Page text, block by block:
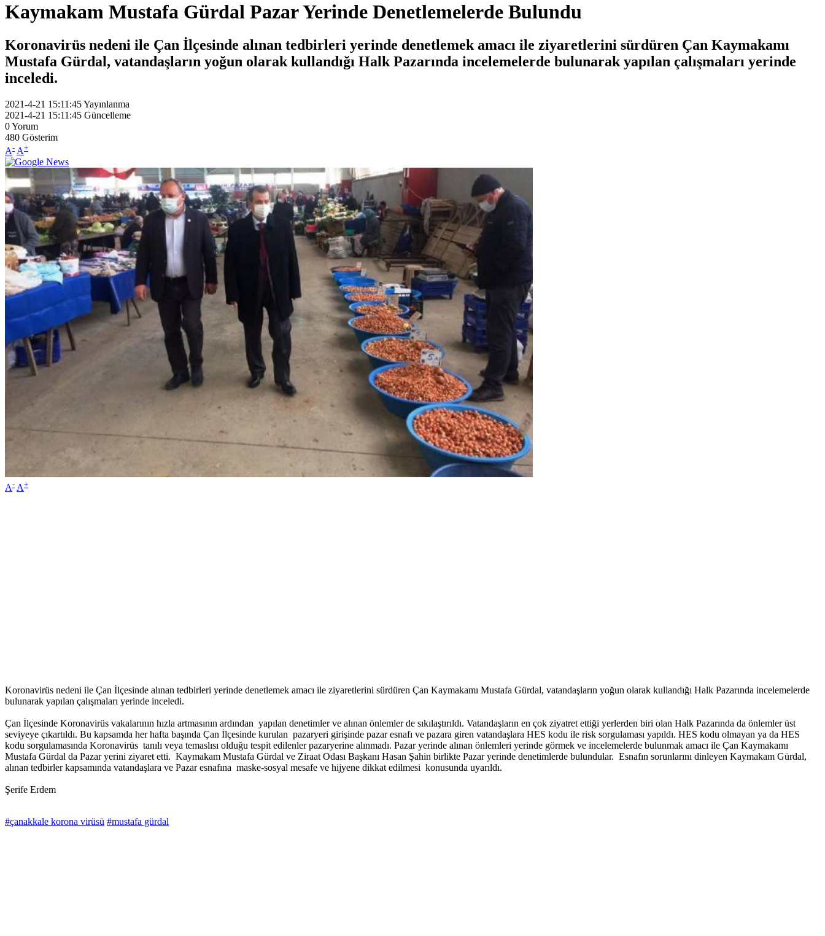
Kaymakam Mustafa Gürdal Pazar Yerinde Denetlemelerde Bulundu
Koronavirüs nedeni ile Çan İlçesinde alınan tedbirleri yerinde denetlemek amacı ile ziyaretlerini sürdüren Çan Kaymakamı
Mustafa Gürdal, vatandaşların yoğun olarak kullandığı Halk Pazarında incelemelerde bulunarak yapılan çalışmaları yerinde
inceledi.
2021-4-21 15:11:45Yayınlanma
2021-4-21 15:11:45 Güncelleme
0Yorum
480 Gösterim
A- A+
A- A+
Koronavirüs nedeni ile Çan İlçesinde alınan tedbirleri yerinde denetlemek amacı ile ziyaretlerini sürdüren Çan Kaymakamı Mustafa Gürdal, vatandaşların yoğun olarak kullandığı Halk Pazarında incelemelerde
bulunarak yapılan çalışmaları yerinde inceledi.
Çan İlçesinde Koronavirüs vakalarının hızla artmasının ardından yapılan denetimler ve alınan önlemler de sıkılaştırıldı. Vatandaşların en çok ziyatret ettiği yerlerden biri olan Halk Pazarında da önlemler üst
seviyeye çıkartıldı. Bu kapsamda her hafta başında Çan İlçesinde kurulan pazaryeri girişinde pazar esnafı ve pazara giren vatandaşlara HES kodu ile risk sorgulaması yapıldı. HES kodu olmayan ya da HES
kodu sorgulamasında Koronavirüs tanılı veya temaslısı olduğu tespit edilenler pazaryerine alınmadı. Pazar yerinde alınan önlemleri yerinde görmek ve incelemelerde bulunmak amacı ile Çan Kaymakamı
Mustafa Gürdal da Pazar yerini ziyaret etti. Kaymakam Mustafa Gürdal ve Ziraat Odası Başkanı Hasan Şahin birlikte Pazar yerinde denetimlerde bulundular. Esnafın sorunlarını dinleyen Kaymakam Gürdal,
alınan tedbirler kapsamında vatandaşlara ve Pazar esnafına maske-sosyal mesafe ve hijyene dikkat edilmesi konusunda uyarıldı.
Şerife Erdem
#çanakkale korona virüsü #mustafa gürdal